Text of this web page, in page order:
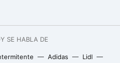
SE HABLA DE
Adidas
Lidl